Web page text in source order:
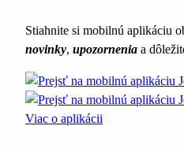
Stiahnite si mobilnú aplikáciu
novinky, upozornenia a
Viac o aplikácii